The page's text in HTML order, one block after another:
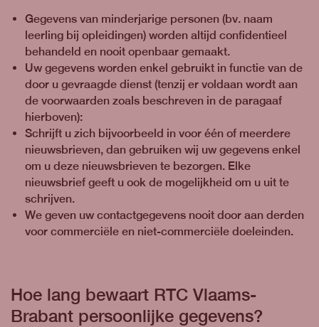
Gegevens van minderjarige personen (bv. naam
leerling bij opleidingen) worden altijd confidentieel
behandeld en nooit openbaar gemaakt.
Uw gegevens worden enkel gebruikt in functie van de
door u gevraagde dienst (tenzij er voldaan wordt aan
de voorwaarden zoals beschreven in de paragaaf
hierboven):
Schrijft u zich bijvoorbeeld in voor één of meerdere
nieuwsbrieven, dan gebruiken wij uw gegevens enkel
om u deze nieuwsbrieven te bezorgen. Elke
nieuwsbrief geeft u ook de mogelijkheid om u uit te
schrijven.
We geven uw contactgegevens nooit door aan derden
voor commerciële en niet-commerciële doeleinden.
Hoe lang bewaart RTC Vlaams-
Brabant persoonlijke gegevens?